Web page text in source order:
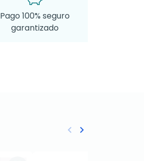
Pago 100% seguro
garantizado
Anterior
keyboard_arrow_left Siguiente
keyboard_arrow_right